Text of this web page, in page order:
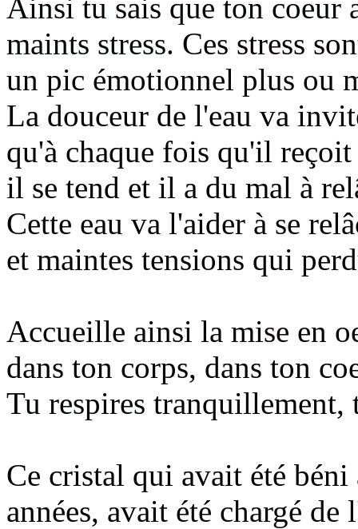
Ainsi tu sais que ton coeur
maints stress. Ces stress
un pic émotionnel plus ou
La douceur de l'eau va
qu'à chaque fois qu'il
il se tend et il a du mal à
Cette eau va l'aider à se
et maintes tensions qui
Accueille ainsi la mise en
dans ton corps, dans ton
Tu respires tranquillement,
Ce cristal qui avait été
années, avait été chargé